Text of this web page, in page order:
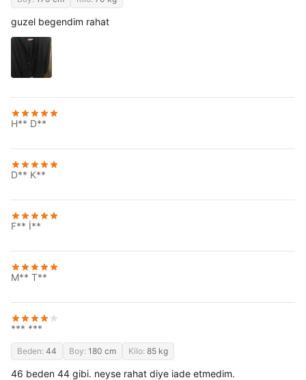
guzel begendim rahat
H** D**
D** K**
F** İ**
M** T**
*** ***
Beden: 44 Boy: 180 cm Kilo: 85 kg
46 beden 44 gibi. neyse rahat diye iade etmedim.